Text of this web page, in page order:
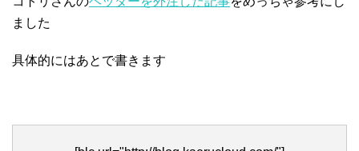
ました
具体的にはあとで書きます